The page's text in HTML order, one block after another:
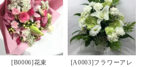
[B0006]花束
[A0003]フラワーアレ